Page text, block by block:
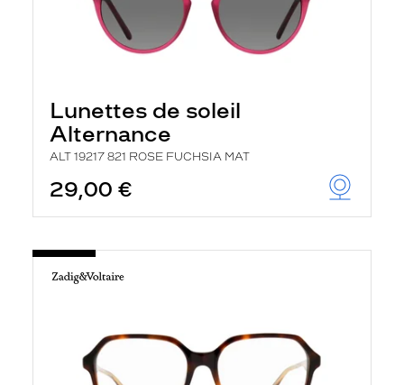
Lunettes de soleil
Alternance
ALT 19217 821 ROSE FUCHSIA MAT
29,00 €